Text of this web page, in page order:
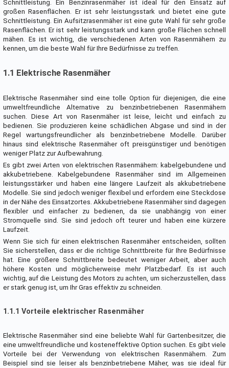
Schnittleistung. Ein Benzinrasenmäher ist ideal für den Einsatz auf
großen Rasenflächen. Er ist sehr leistungsstark und bietet eine gute
Schnittleistung. Ein Aufsitzrasenmäher ist eine gute Wahl für sehr große
Rasenflächen. Er ist sehr leistungsstark und kann große Flächen schnell
mähen. Es ist wichtig, die verschiedenen Arten von Rasenmähern zu
kennen, um die beste Wahl für Ihre Bedürfnisse zu treffen.
1.1 Elektrische Rasenmäher
Elektrische Rasenmäher sind eine tolle Option für diejenigen, die eine
umweltfreundliche Alternative zu benzinbetriebenen Rasenmähern
suchen. Diese Art von Rasenmäher ist leise, leicht und einfach zu
bedienen. Sie produzieren keine schädlichen Abgase und sind in der
Regel wartungsfreundlicher als benzinbetriebene Modelle. Darüber
hinaus sind elektrische Rasenmäher oft preisgünstiger und benötigen
weniger Platz zur Aufbewahrung.
Es gibt zwei Arten von elektrischen Rasenmähern: kabelgebundene und
akkubetriebene. Kabelgebundene Rasenmäher sind im Allgemeinen
leistungsstärker und haben eine längere Laufzeit als akkubetriebene
Modelle. Sie sind jedoch weniger flexibel und erfordern eine Steckdose
in der Nähe des Einsatzortes. Akkubetriebene Rasenmäher sind dagegen
flexibler und einfacher zu bedienen, da sie unabhängig von einer
Stromquelle sind. Sie sind jedoch oft teurer und haben eine kürzere
Laufzeit.
Wenn Sie sich für einen elektrischen Rasenmäher entscheiden, sollten
Sie sicherstellen, dass er die richtige Schnittbreite für Ihre Bedürfnisse
hat. Eine größere Schnittbreite bedeutet weniger Arbeit, aber auch
höhere Kosten und möglicherweise mehr Platzbedarf. Es ist auch
wichtig, auf die Leistung des Motors zu achten, um sicherzustellen, dass
er stark genug ist, um Ihr Gras effektiv zu schneiden.
1.1.1 Vorteile elektrischer Rasenmäher
Elektrische Rasenmäher sind eine beliebte Wahl für Gartenbesitzer, die
eine umweltfreundliche und kosteneffektive Option suchen. Es gibt viele
Vorteile bei der Verwendung von elektrischen Rasenmähern. Zum
Beispiel sind sie leiser als benzinbetriebene Mäher, was sie ideal für